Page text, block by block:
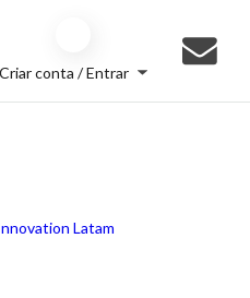
Criar conta / Entrar